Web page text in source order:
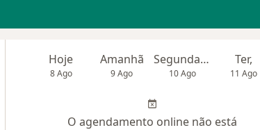
Hoje
8 Ago
Amanhã
9 Ago
Segunda-feira
10 Ago
Ter,
11 Ago
O agendamento online não está